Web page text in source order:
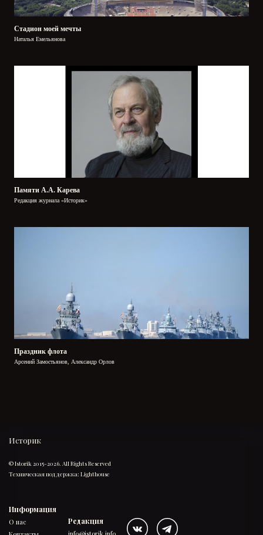
Стадион моей мечты
Наталья Емельянова
Памяти А.А. Карева
Редакция журнала «Историк»
Праздник флота
Арсений Замостьянов, Александр Орлов
Историк
© Istorik 2015-2026. All Rights Reserved
Техническая поддержка: Lighthouse
Информация
О нас
Редакция